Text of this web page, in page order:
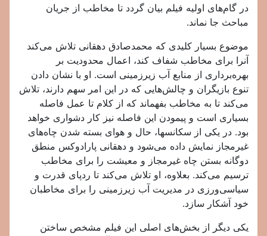
در گام‌های اولیه فیلم بیان گردد تا مخاطب از جریان
مباحث جا نماند.
موضوع بسیار کلیدی که محمدصادق دهقانی تلاش می‌کند
آنرا برای مخاطب شفاف کند، اعمال محدودیت بر
بهره‌برداری از منابع آب زیرزمینی است. او با نشان دادن
تنوع بازیگران و چالش‌هایی که در این امر سهم دارند، تلاش
می‌کند تا به مخاطب بفهماند که از کلام تا عمل فاصله
بسیاری است و پیمودن این فاصله نیز کار دشواری خواهد
بود. در یکی از سکانسها، حال و هوای بسته شدن چاه‌های
غیرمجاز نمایش داده می‌شود و دهقانی پارادوکس منطق
دوگانه بستن چاه غیرمجاز و معیشت را برای مخاطب
ترسیم می‌کند. بعلاوه، او تلاش می‌کند تا ردپای قدرت و
سیاسی‌ورزی در مدیریت آب زیرزمینی را برای مخاطبان
خود آشکار سازد.
یکی دیگر از بخش‌های اصلی این فیلم مشخص ساختن